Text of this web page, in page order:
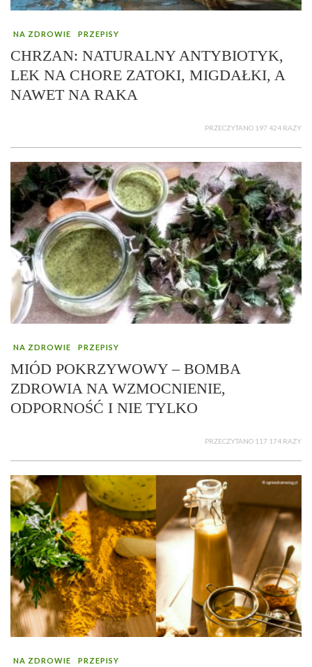
NA ZDROWIE PRZEPISY
CHRZAN: NATURALNY ANTYBIOTYK,
LEK NA CHORE ZATOKI, MIGDAŁKI, A
NAWET NA RAKA
PRZECZYTANO 197 424 RAZY
NA ZDROWIE PRZEPISY
MIÓD POKRZYWOWY – BOMBA
ZDROWIA NA WZMOCNIENIE,
ODPORNOŚĆ I NIE TYLKO
PRZECZYTANO 117 174 RAZY
NA ZDROWIE PRZEPISY